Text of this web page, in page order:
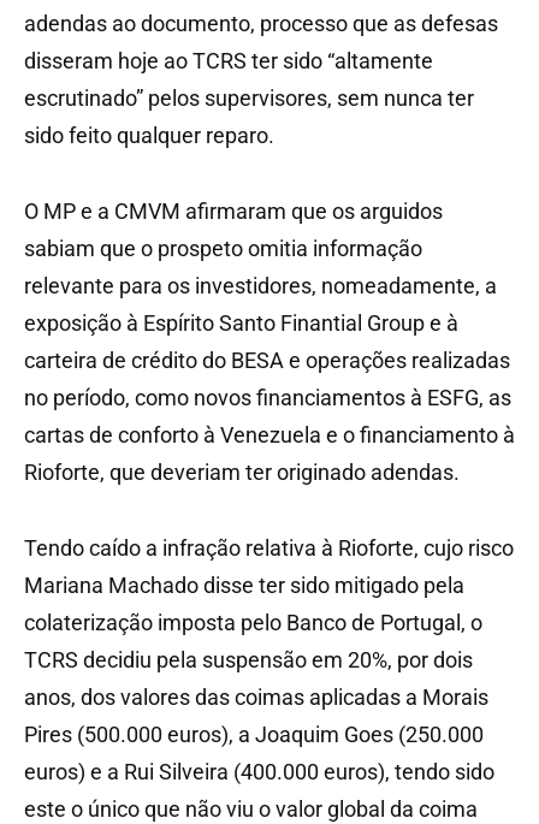
adendas ao documento, processo que as defesas
disseram hoje ao TCRS ter sido “altamente
escrutinado” pelos supervisores, sem nunca ter
sido feito qualquer reparo.
O MP e a CMVM afirmaram que os arguidos
sabiam que o prospeto omitia informação
relevante para os investidores, nomeadamente, a
exposição à Espírito Santo Finantial Group e à
carteira de crédito do BESA e operações realizadas
no período, como novos financiamentos à ESFG, as
cartas de conforto à Venezuela e o financiamento à
Rioforte, que deveriam ter originado adendas.
Tendo caído a infração relativa à Rioforte, cujo risco
Mariana Machado disse ter sido mitigado pela
colaterização imposta pelo Banco de Portugal, o
TCRS decidiu pela suspensão em 20%, por dois
anos, dos valores das coimas aplicadas a Morais
Pires (500.000 euros), a Joaquim Goes (250.000
euros) e a Rui Silveira (400.000 euros), tendo sido
este o único que não viu o valor global da coima